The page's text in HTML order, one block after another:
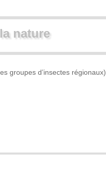
nature
groupes d’insectes régionaux)